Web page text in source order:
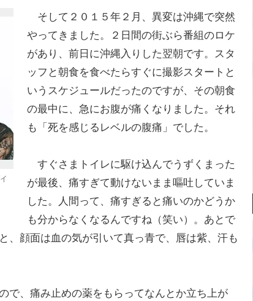
そして２０１５年２月、異変は沖縄で突然
やってきました。２日間の街ぶら番組のロケ
があり、前日に沖縄入りした翌朝です。スタ
ッフと朝食を食べたらすぐに撮影スタートと
いうスケジュールだったのですが、その朝食
の最中に、急にお腹が痛くなりました。それ
も「死を感じるレベルの腹痛」でした。
すぐさまトイレに駆け込んでうずくまった
が最後、痛すぎて動けないまま嘔吐していま
した。人間って、痛すぎると痛いのかどうか
も分からなくなるんですね（笑い）。あとで
、顔面は血の気が引いて真っ青で、唇は紫、汗も
で、痛み止めの薬をもらってなんとか立ち上が